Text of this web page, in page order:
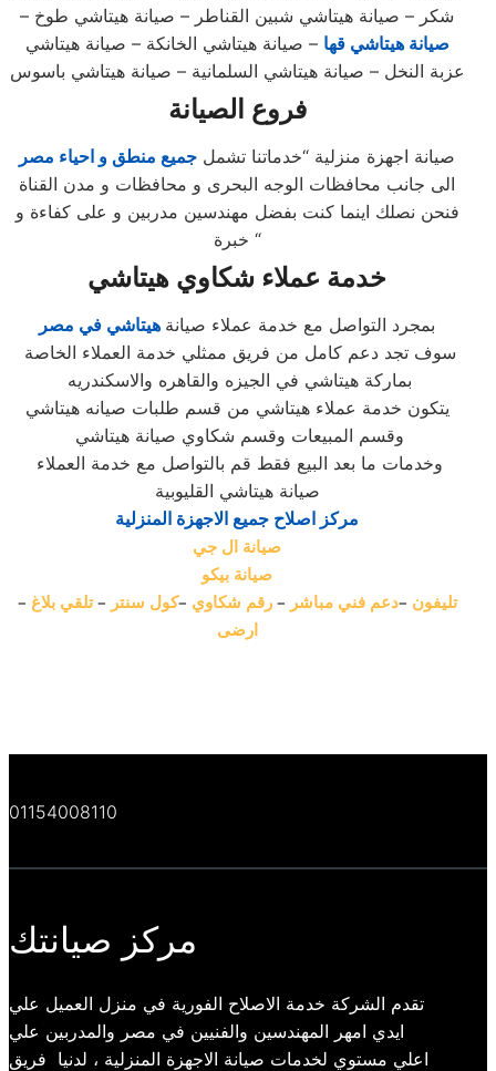
شكر – صيانة هيتاشي شبين القناطر – صيانة هيتاشي طوخ –
صيانة هيتاشي قها – صيانة هيتاشي الخانكة – صيانة هيتاشي
عزبة النخل – صيانة هيتاشي السلمانية – صيانة هيتاشي باسوس
فروع الصيانة
صيانة اجهزة منزلية “خدماتنا تشمل جميع منطق و احياء مصر
الى جانب محافظات الوجه البحرى و محافظات و مدن القناة
فنحن نصلك اينما كنت بفضل مهندسين مدربين و على كفاءة و
خبرة “
خدمة عملاء شكاوي هيتاشي
بمجرد التواصل مع خدمة عملاء صيانة هيتاشي في مصر
سوف تجد دعم كامل من فريق ممثلي خدمة العملاء الخاصة
بماركة هيتاشي في الجيزه والقاهره والاسكندريه
يتكون خدمة عملاء هيتاشي من قسم طلبات صيانه هيتاشي
وقسم المبيعات وقسم شكاوي صيانة هيتاشي
وخدمات ما بعد البيع فقط قم بالتواصل مع خدمة العملاء
صيانة هيتاشي القليوبية
مركز اصلاح جميع الاجهزة المنزلية
صيانة ال جي
صيانة بيكو
– تلقي بلاغ– كول سنتر– رقم شكاوي– دعم فني مباشر– تليفون
ارضى
01154008110
مركز صيانتك
تقدم الشركة خدمة الاصلاح الفورية في منزل العميل علي
ايدي امهر المهندسين والفنيين في مصر والمدربين علي
اعلي مستوي لخدمات صيانة الاجهزة المنزلية ، لدنيا فريق